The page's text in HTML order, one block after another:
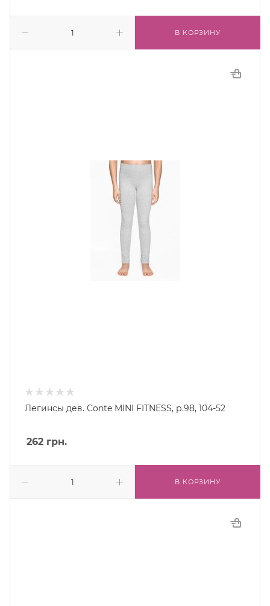
В КОРЗИНУ
Легинсы дев. Conte MINI FITNESS, р.98, 104-52
262 грн.
В КОРЗИНУ